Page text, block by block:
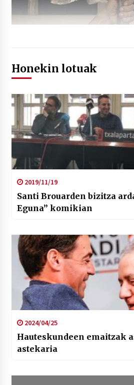
Honekin lotuak
2019/11/19
Santi Brouarden bizitza
Eguna” komikian
2024/04/25
Hauteskundeen emaitzak
astekaria